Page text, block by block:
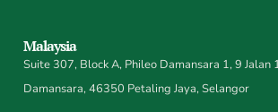
Malaysia
Suite 307, Block A, Phileo Damansara 1, 9 Jalan
Damansara, 46350 Petaling Jaya, Selangor